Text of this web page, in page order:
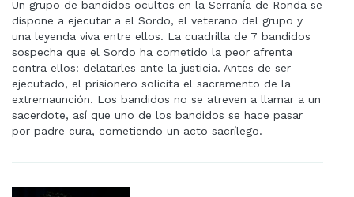
Un grupo de bandidos ocultos en la Serranía de Ronda se
dispone a ejecutar a el Sordo, el veterano del grupo y
una leyenda viva entre ellos. La cuadrilla de 7 bandidos
sospecha que el Sordo ha cometido la peor afrenta
contra ellos: delatarles ante la justicia. Antes de ser
ejecutado, el prisionero solicita el sacramento de la
extremaunción. Los bandidos no se atreven a llamar a un
sacerdote, así que uno de los bandidos se hace pasar
por padre cura, cometiendo un acto sacrílego.